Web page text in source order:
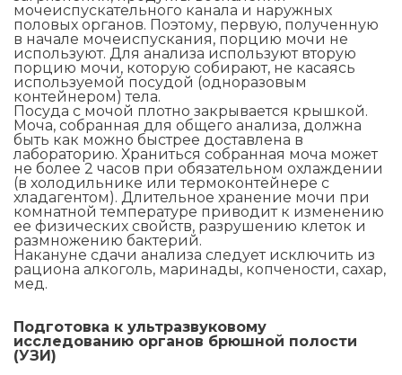
мочеиспускательного канала и наружных
половых органов. Поэтому, первую, полученную
в начале мочеиспускания, порцию мочи не
используют. Для анализа используют вторую
порцию мочи, которую собирают, не касаясь
используемой посудой (одноразовым
контейнером) тела.
Посуда с мочой плотно закрывается крышкой.
Моча, собранная для общего анализа, должна
быть как можно быстрее доставлена в
лабораторию. Храниться собранная моча может
не более 2 часов при обязательном охлаждении
(в холодильнике или термоконтейнере с
хладагентом). Длительное хранение мочи при
комнатной температуре приводит к изменению
ее физических свойств, разрушению клеток и
размножению бактерий.
Накануне сдачи анализа следует исключить из
рациона алкоголь, маринады, копчености, сахар,
мед.
Подготовка к ультразвуковому
исследованию органов брюшной полости
(УЗИ)